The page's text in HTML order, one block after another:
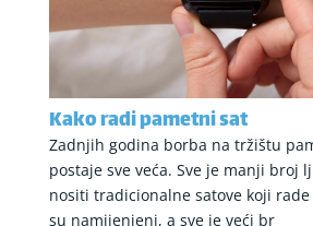
Kako radi pametni sat
Zadnjih godina borba na tržištu
postaje sve veća. Sve je manji broj
nositi tradicionalne satove koji rade
su namijenjeni, a sve je veći br